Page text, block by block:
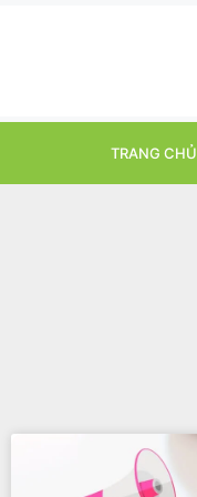
TRANG CHỦ